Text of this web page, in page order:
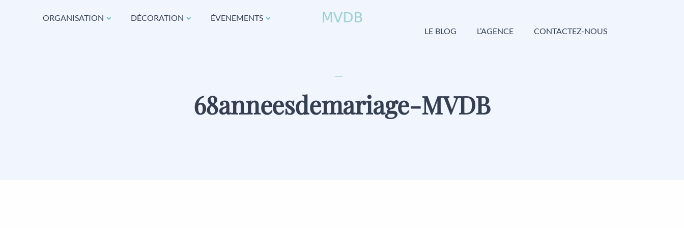
ORGANISATION DÉCORATION
ÉVENEMENTS
LE BLOG
L’AGENCE CONTACTEZ-NOUS
68anneesdemariage-MVDB